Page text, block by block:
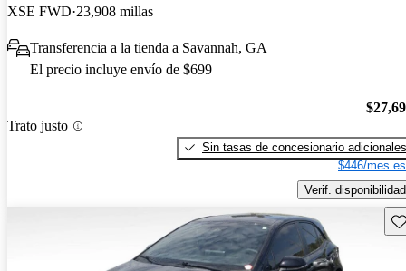
XSE FWD 23,908 millas
Transferencia a la tienda a Savannah, GA
El precio incluye envío de $699
Trato justo
Sin tasas de concesionario adicionales
$446/mes
Verif. disponibilidad